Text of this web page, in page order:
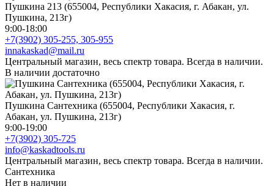
Пушкина 213 (655004, Республики Хакасия, г. Абакан, ул.
Пушкина, 213г)
9:00-18:00
+7(3902) 305-255, 305-955
innakaskad@mail.ru
Центральный магазин, весь спектр товара. Всегда в наличии.
В наличии достаточно
Пушкина Сантехника (655004, Республики Хакасия, г.
Абакан, ул. Пушкина, 213г)
9:00-19:00
+7(3902) 305-725
info@kaskadtools.ru
Центральный магазин, весь спектр товара. Всегда в наличии.
Сантехника
Нет в наличии